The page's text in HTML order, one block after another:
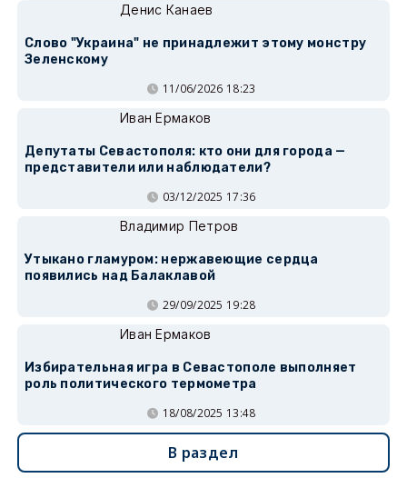
Денис Канаев
Слово "Украина" не принадлежит этому монстру
Зеленскому
11/06/2026 18:23
Иван Ермаков
Депутаты Севастополя: кто они для города —
представители или наблюдатели?
03/12/2025 17:36
Владимир Петров
Утыкано гламуром: нержавеющие сердца
появились над Балаклавой
29/09/2025 19:28
Иван Ермаков
Избирательная игра в Севастополе выполняет
роль политического термометра
18/08/2025 13:48
В раздел